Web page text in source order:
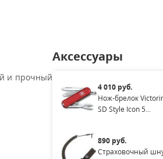
и прочный
Аксессуары
4 010 руб.
Нож-брелок
SD Style Icon 5...
890 руб.
Страховочный